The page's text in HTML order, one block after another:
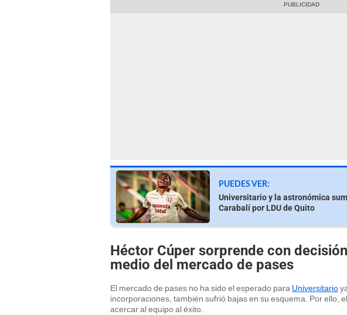
PUEDES VER:
Universitario y la astronómica
Carabalí por LDU de Quito
Héctor Cúper sorprende con
medio del mercado de pases
El mercado de pases no ha sido el esperado para Universitario
incorporaciones, también sufrió bajas en su esquema. Por ello,
acercar al equipo al éxito.